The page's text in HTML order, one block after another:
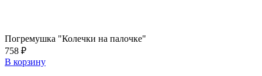
Погремушка "Колечки на палочке"
758 ₽
В корзину